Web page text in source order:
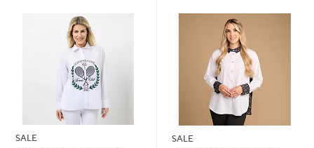
SALE
SALE